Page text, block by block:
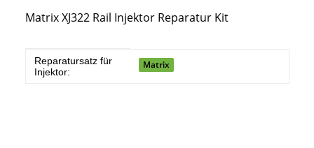
Matrix XJ322 Rail Injektor Reparatur Kit
Produkteigenschaft
Wert
Reparatursatz für
Injektor:
Matrix